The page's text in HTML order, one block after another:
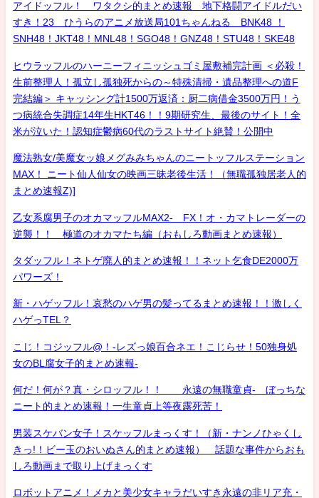
アイドッフル！ ワタクシ的まとめ速報 地下格闘アイドルだい
すき！23 ひうらのアニメ放送局101ちゃんねる BNK48 ！
SNH48！JKT48！MNL48！SGO48！GNZ48！STU48！SKE48
ヒウラッフルのハーニーフィニッシュゴミ屋敷補完計画 ＜必殺！
生前整理人！孤立し孤独死からの～特殊清掃・遺品整理への道F
完結編＞ キャッシング計1500万返済：厨二病借金3500万円！う
つ病統合失調症14年生HKT46！！9期研究生、最後のサイト！全
米が泣いた！認知症鬱病60代のラストサイト絶賛！公開中
魔法熟女/美魔女ッ娘メグみみちゃんのニートッフルステーション
MAX！ ニート仙人仙女の映画三昧老後生活！（無職孤独居老人的
まとめ速報Z)]
乙女系腐男子のオカマッフルMAX2- FX！オ・カマトレーダーの
逆襲！！ 極道のオカマたち編（おもしろ動画まとめ速報）
タダッフル！ネトゲ廃人的まとめ速報！！ネット乞食DE2000万
パワーズ！
新・ハゲッフル！哀愁のハゲ男の髪ってるまとめ速報！！激しく
ハゲっTEL？
こじ！コジッフル@！-レズっ娘百合ネエ！こじらせ！50独身処
女のBL腐女子的まとめ速報-
何だ！何が？真・シロッフル！！ 永遠の無職童貞- ぼっちな
ニート的まとめ速報！一生童貞上等夜露死苦！
男装スケバン女子！スケッフルまっくす！（新・ナンノひゃくし
きっ!！ビー玉のおいぬさん的まとめ速報） 話題な事件からおも
しろ動画まで取り上げまっくす
ロボットアニメ！メカと美少女キャラだいすき永遠の非リア充・